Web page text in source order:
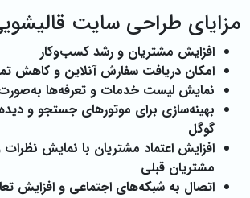
مزایای طراحی سایت
افزایش مشتریان و رشد کسب‌وکار
امکان دریافت سفارش آنلاین و کاهش
نمایش لیست خدمات و تعرفه‌ها
بهینه‌سازی برای موتورهای جستجو و
گوگل
افزایش اعتماد مشتریان با نمایش
مشتریان قبلی
اتصال به شبکه‌های اجتماعی و افزایش